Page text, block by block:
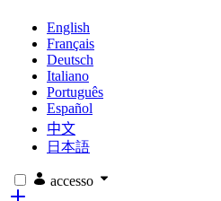
English
Français
Deutsch
Italiano
Português
Español
中文
日本語
accesso